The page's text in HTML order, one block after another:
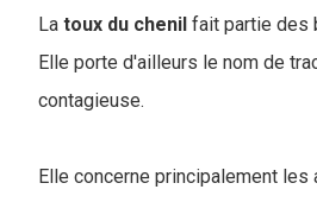
La toux du chenil fait partie des
Elle porte d'ailleurs le nom de
contagieuse.
Elle concerne principalement les